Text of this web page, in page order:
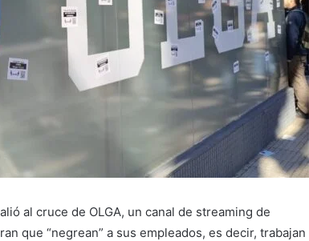
al cruce de OLGA, un canal de streaming de
que “negrean” a sus empleados, es decir, trabajan